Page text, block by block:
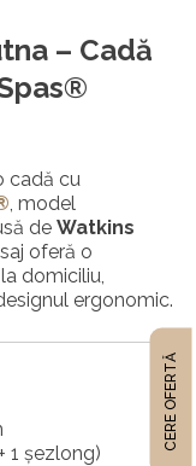
– Cadă
cadă cu
, model
de Watkins
oferă o
domiciliu,
ergonomic.
1 șezlong)
CERE OFERTĂ